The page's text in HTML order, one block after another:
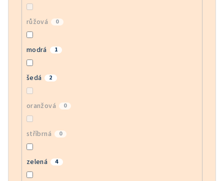
růžová 0
modrá 1
šedá 2
oranžová 0
stříbrná 0
zelená 4